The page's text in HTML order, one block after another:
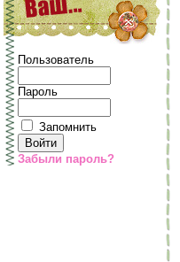
Пользователь
Пароль
Запомнить
Забыли пароль?